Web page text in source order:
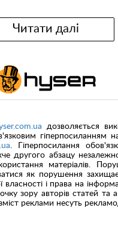
Читати далі
дозволяється
гіперпосиланням
. Гіперпосилання
другого абзацу
матеріалів.
як порушення
власності і права на
зору авторів статей та
реклами несуть